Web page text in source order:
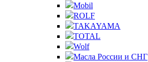
Mobil
ROLF
TAKAYAMA
TOTAL
Wolf
Масла России и СНГ